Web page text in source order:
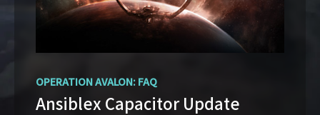
OPERATION AVALON: FAQ
Ansiblex Capacitor Update
THE CRADLE OF WAR EXPANSION IS HERE
You can turn the tide of the war,